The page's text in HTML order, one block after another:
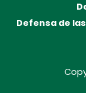
Defensa de